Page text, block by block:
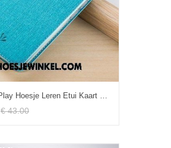
Moto Z3 Play Hoesje Leren Etui Kaart Bescherming, Moto Z3 Play Hoesje All Inclusive Schrobben
€ 43.00